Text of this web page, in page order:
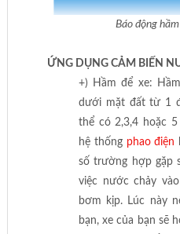
Báo động
ỨNG DỤNG CẢM BIẾN
+) Hầm để xe:
dưới mặt đất từ 1
thể có 2,3,4 hoặc
hệ thống phao điện
số trường hợp gặp
việc nước chảy
bơm kịp. Lúc này
bạn, xe của bạn sẽ